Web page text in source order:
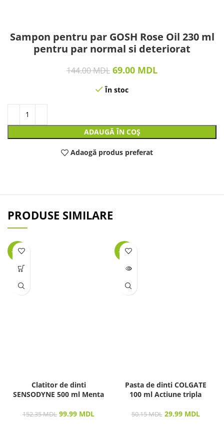
Sampon pentru par GOSH Rose Oil 230 ml
pentru par normal si deteriorat
144.00MDL 69.00 MDL
În stoc
ADAUGĂ ÎN COȘ
Adaogă produs preferat
PRODUSE SIMILARE
-34%
Clatitor de dinti
SENSODYNE 500 ml Menta
152.35MDL 99.99 MDL
-40%
LIPSĂ
Pasta de dinti COLGATE
100 ml Actiune tripla
50.15MDL 29.99 MDL